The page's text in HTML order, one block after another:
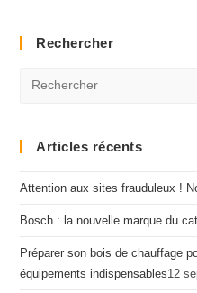
Rechercher
Articles récents
Attention aux sites frauduleux !
Bosch : la nouvelle marque du
Préparer son bois de chauffage
équipements indispensables​12